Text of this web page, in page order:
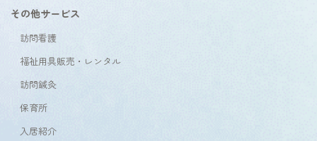
その他サービス
訪問看護
福祉用具販売・レンタル
訪問鍼灸
保育所
入居紹介